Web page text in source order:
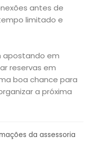
antes de
limitado e
apostando em
reservas em
boa chance para
a próxima
da assessoria